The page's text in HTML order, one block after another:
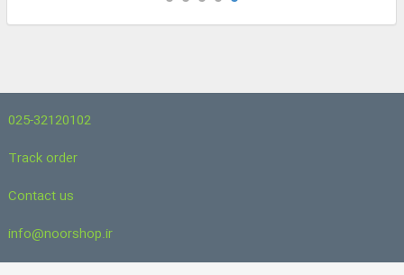
025-32120102
Track order
Contact us
info@noorshop.ir